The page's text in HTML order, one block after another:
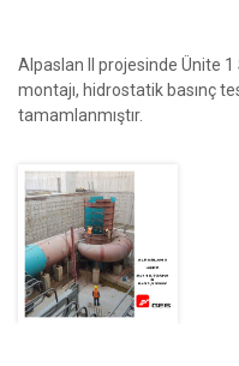
Alpaslan II projesinde Ünite
montajı, hidrostatik basınç
tamamlanmıştır.